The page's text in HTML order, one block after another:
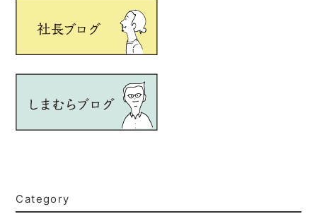
Category